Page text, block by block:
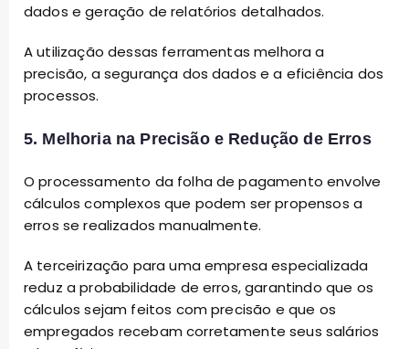
dados e geração de relatórios detalhados.
A utilização dessas ferramentas melhora a
precisão, a segurança dos dados e a eficiência dos
processos.
5. Melhoria na Precisão e Redução de Erros
O processamento da folha de pagamento envolve
cálculos complexos que podem ser propensos a
erros se realizados manualmente.
A terceirização para uma empresa especializada
reduz a probabilidade de erros, garantindo que os
cálculos sejam feitos com precisão e que os
empregados recebam corretamente seus salários